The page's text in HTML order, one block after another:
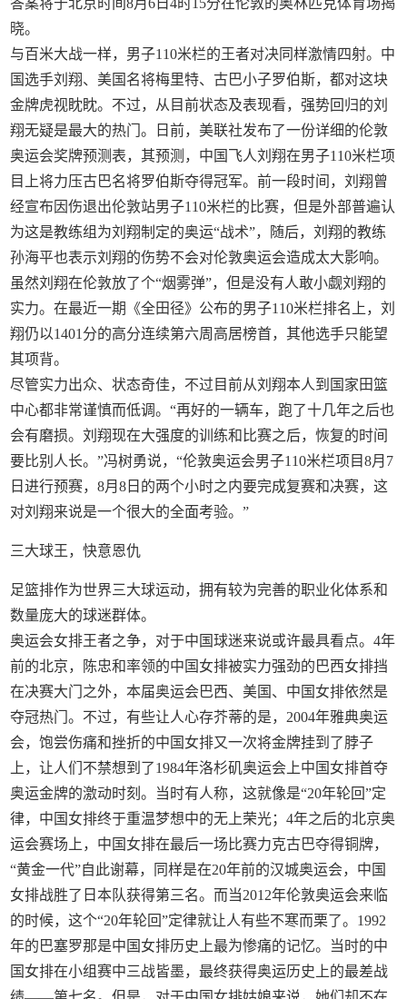
答案将于北京时间8月6日4时15分在伦敦的奥林匹克体育场揭
晓。
与百米大战一样，男子110米栏的王者对决同样激情四射。中
国选手刘翔、美国名将梅里特、古巴小子罗伯斯，都对这块
金牌虎视眈眈。不过，从目前状态及表现看，强势回归的刘
翔无疑是最大的热门。日前，美联社发布了一份详细的伦敦
奥运会奖牌预测表，其预测，中国飞人刘翔在男子110米栏项
目上将力压古巴名将罗伯斯夺得冠军。前一段时间，刘翔曾
经宣布因伤退出伦敦站男子110米栏的比赛，但是外部普遍认
为这是教练组为刘翔制定的奥运“战术”，随后，刘翔的教练
孙海平也表示刘翔的伤势不会对伦敦奥运会造成太大影响。
虽然刘翔在伦敦放了个“烟雾弹”，但是没有人敢小觑刘翔的
实力。在最近一期《全田径》公布的男子110米栏排名上，刘
翔仍以1401分的高分连续第六周高居榜首，其他选手只能望
其项背。
尽管实力出众、状态奇佳，不过目前从刘翔本人到国家田篮
中心都非常谨慎而低调。“再好的一辆车，跑了十几年之后也
会有磨损。刘翔现在大强度的训练和比赛之后，恢复的时间
要比别人长。”冯树勇说，“伦敦奥运会男子110米栏项目8月7
日进行预赛，8月8日的两个小时之内要完成复赛和决赛，这
对刘翔来说是一个很大的全面考验。”
三大球王，快意恩仇
足篮排作为世界三大球运动，拥有较为完善的职业化体系和
数量庞大的球迷群体。
奥运会女排王者之争，对于中国球迷来说或许最具看点。4年
前的北京，陈忠和率领的中国女排被实力强劲的巴西女排挡
在决赛大门之外，本届奥运会巴西、美国、中国女排依然是
夺冠热门。不过，有些让人心存芥蒂的是，2004年雅典奥运
会，饱尝伤痛和挫折的中国女排又一次将金牌挂到了脖子
上，让人们不禁想到了1984年洛杉矶奥运会上中国女排首夺
奥运金牌的激动时刻。当时有人称，这就像是“20年轮回”定
律，中国女排终于重温梦想中的无上荣光；4年之后的北京奥
运会赛场上，中国女排在最后一场比赛力克古巴夺得铜牌，
“黄金一代”自此谢幕，同样是在20年前的汉城奥运会，中国
女排战胜了日本队获得第三名。而当2012年伦敦奥运会来临
的时候，这个“20年轮回”定律就让人有些不寒而栗了。1992
年的巴塞罗那是中国女排历史上最为惨痛的记忆。当时的中
国女排在小组赛中三战皆墨，最终获得奥运历史上的最差战